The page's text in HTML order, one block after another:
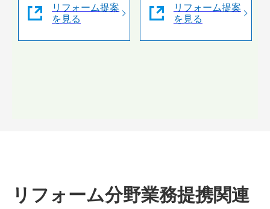
リフォーム提案
を見る
リフォーム提案
を見る
リフォーム分野業務提携関連